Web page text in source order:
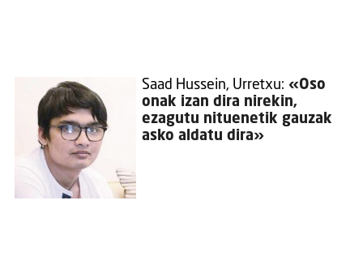
Saad Hussein, Urretxu: «Oso
onak izan dira nirekin,
ezagutu nituenetik gauzak
asko aldatu dira»